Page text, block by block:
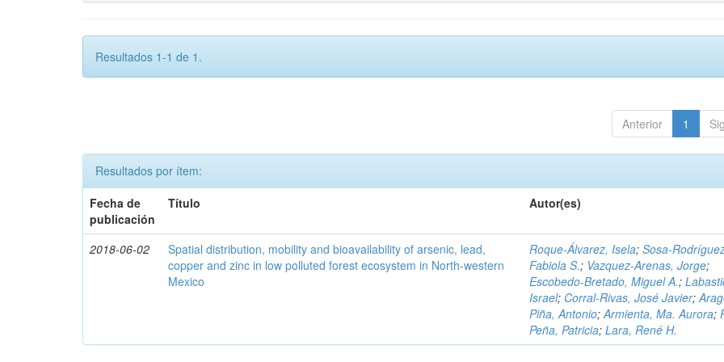
Resultados 1-1 de 1.
Anterior 1
Resultados por ítem:
Fecha de
publicación
Título Autor(es)
2018-06-02
Spatial distribution, mobility and bioavailability of arsenic, lead,
copper and zinc in low polluted forest ecosystem in North-western
Mexico
Roque-Álvarez, Isela;Sosa-
Fabiola S.; Vazquez-Arenas, Jorge;
Escobedo-Bretado, Miguel A.;
Israel; Corral-Rivas, José Javier;
Piña, Antonio;Armienta, Ma. Aurora;
Peña, Patricia;Lara, René H.